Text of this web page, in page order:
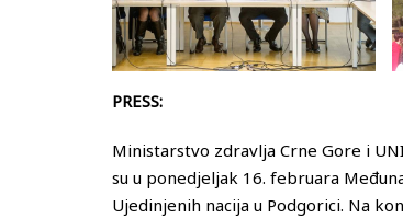
PRESS:
Ministarstvo zdravlja Crne Gore i
su u ponedjeljak 16. februara
Ujedinjenih nacija u Podgorici. Na